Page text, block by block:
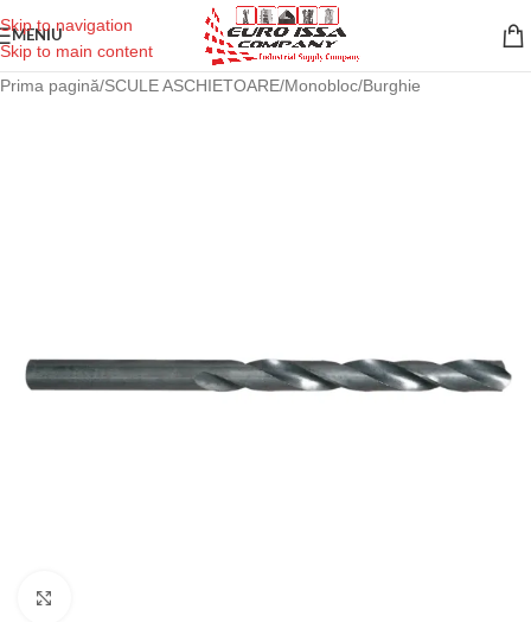
Skip to navigation
Skip to main content
MENIU
Prima pagină/SCULE ASCHIETOARE/Monobloc/Burghie